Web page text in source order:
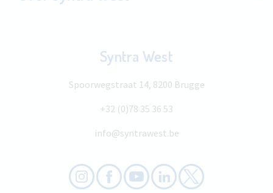
Syntra West
Spoorwegstraat 14, 8200 Brugge
+32 (0)78 35 36 53
info@syntrawest.be